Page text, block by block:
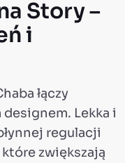
Story –
i
łączy
Lekka i
regulacji
zwiększają